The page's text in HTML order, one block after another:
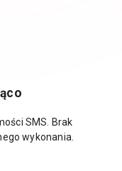
SMS. Brak
wykonania.